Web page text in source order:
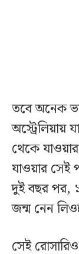
তবে অনেক
অস্ট্রেলিয়ায়
থেকে যাওয়ার
যাওয়ার সেই
দুই বছর পর,
জন্ম নেন
সেই